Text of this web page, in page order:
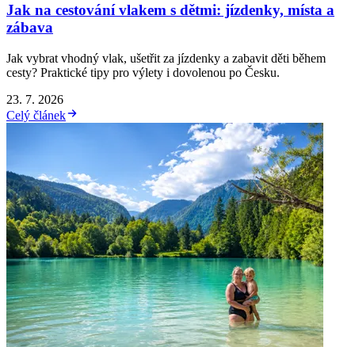
Jak na cestování vlakem s dětmi: jízdenky, místa a
zábava
Jak vybrat vhodný vlak, ušetřit za jízdenky a zabavit děti během
cesty? Praktické tipy pro výlety i dovolenou po Česku.
23. 7. 2026
Celý článek